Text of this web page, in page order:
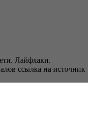
Лайфхаки.
ссылка на источник